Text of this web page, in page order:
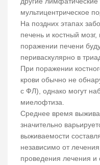
мультицентрическое
На поздних этапах
печень и костный мозг,
поражении печени
периваскулярно в
При поражении
крови обычно не
с ФЛ), однако могут
миелофтиза.
Среднее время
значительно
выживаемости
независимо от
проведения лечения и